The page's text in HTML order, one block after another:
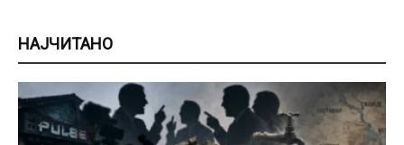
НАЈЧИТАНО